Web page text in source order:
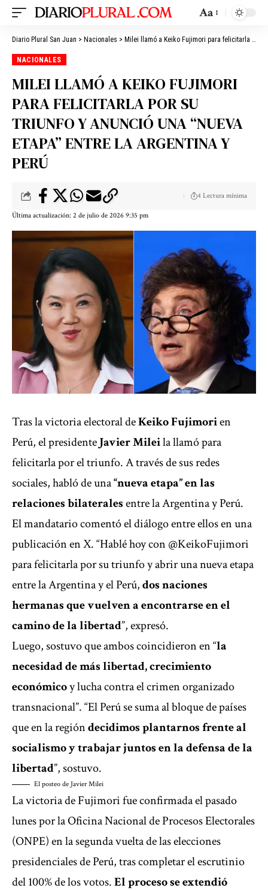
Aa
Diario Plural San Juan > Nacionales > Milei llamó a Keiko Fujimori para felicitarla por su triunfo y anunció una “nueva etapa” entre la Argentina y Perú
NACIONALES
MILEI LLAMÓ A KEIKO FUJIMORI
PARA FELICITARLA POR SU
TRIUNFO Y ANUNCIÓ UNA “NUEVA
ETAPA” ENTRE LA ARGENTINA Y
PERÚ
Última actualización: 2 de julio de 2026 9:35 pm
4 Lectura mínima
Trasla victoria electoral deKeiko Fujimorien
Perú, el presidenteJavier Mileila llamó para
felicitarla por el triunfo. A través de sus redes
sociales, habló de una“nueva etapa” en las
relaciones bilateralesentre la Argentina y Perú.
El mandatario comentó el diálogo entre ellos en una
publicación en X. “Hablé hoy con @KeikoFujimori
para felicitarla por su triunfo y abrir una nueva etapa
entre la Argentina yel Perú,dos naciones
hermanas que vuelven a encontrarse en el
camino de la libertad”, expresó.
Luego, sostuvo que ambos coincidieron en “la
necesidad de más libertad, crecimiento
económicoy lucha contra el crimen organizado
transnacional”. “El Perú se suma al bloque de países
que en la regióndecidimos plantarnos frente al
socialismo y trabajar juntos en la defensa de la
libertad”, sostuvo.
El posteo de Javier Milei
La victoria de Fujimori fue confirmada el pasado
lunes por la Oficina Nacional de Procesos Electorales
(ONPE) en la segunda vuelta de las elecciones
presidenciales de Perú, tras completar el escrutinio
del 100% de los votos.El proceso se extendió